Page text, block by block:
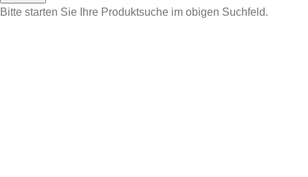
Bitte starten Sie Ihre Produktsuche im obigen Suchfeld.